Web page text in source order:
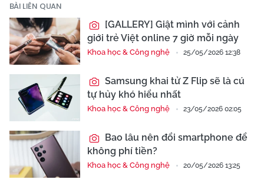
BÀI LIÊN QUAN
[GALLERY] Giật mình với cảnh
giới trẻ Việt online 7 giờ mỗi ngày
Khoa học & Công nghệ 25/05/2026 12:38
Samsung khai tử Z Flip sẽ là cú
tự hủy khó hiểu nhất
Khoa học & Công nghệ 23/05/2026 02:05
Bao lâu nên đổi smartphone để
không phí tiền?
Khoa học & Công nghệ 20/05/2026 13:25